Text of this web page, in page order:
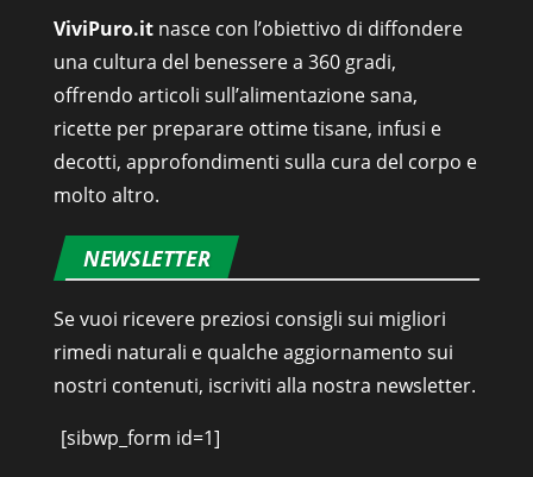
ViviPuro.it nasce con l’obiettivo di diffondere
una cultura del benessere a 360 gradi,
offrendo articoli sull’alimentazione sana,
ricette per preparare ottime tisane, infusi e
decotti, approfondimenti sulla cura del corpo e
molto altro.
NEWSLETTER
Se vuoi ricevere preziosi consigli sui migliori
rimedi naturali e qualche aggiornamento sui
nostri contenuti, iscriviti alla nostra newsletter.
[sibwp_form id=1]